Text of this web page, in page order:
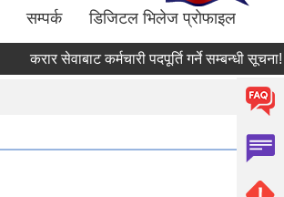
सम्पर्क डिजिटल भिलेज प्राेफाइल
करार सेवाबाट कर्मचारी पदपूर्ति गर्ने सम्बन्धी सूचना!